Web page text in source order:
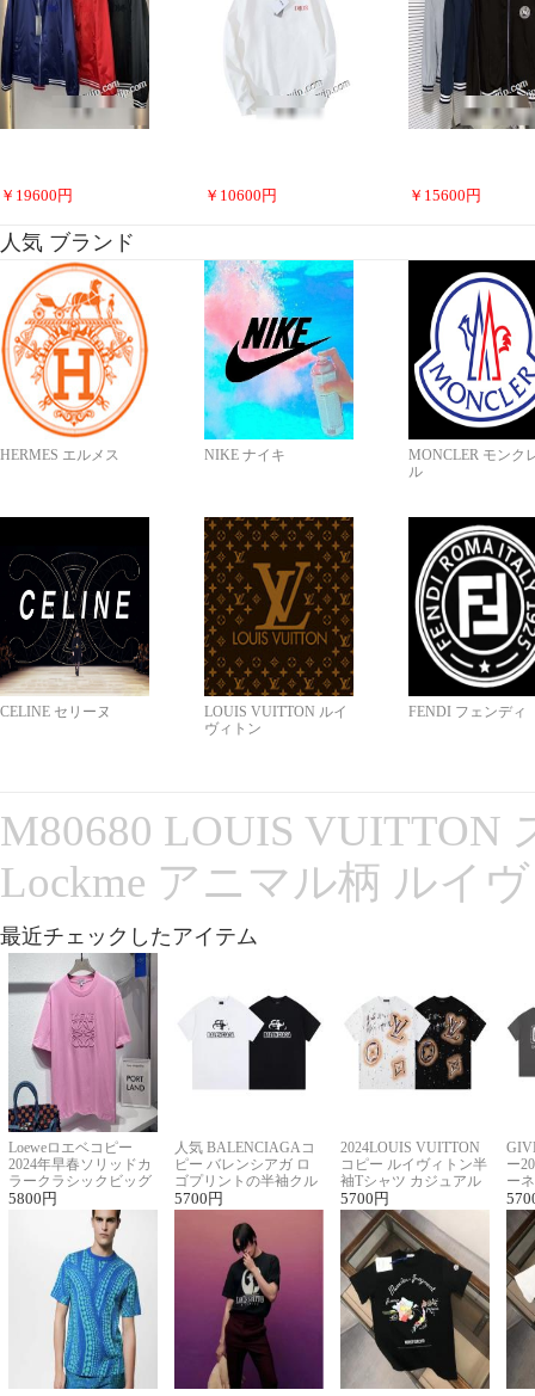
￥ 19600 円 ￥ 10600 円 ￥ 15600 円
人気 ブランド
HERMES エルメス NIKE ナイキ
MONCLER モンク
ル
CELINE セリーヌ
LOUIS VUITTON ルイ
ヴィトン
FENDI フェンディ
M80680 LOUIS VUITTON
Lockme アニマル柄 ルイ
最近チェックしたアイテム
Loeweロエベコピー
2024年早春ソリッドカ
ラークラシックビッグ
ロゴ刺繍Tシャツ
5800 円
人気 BALENCIAGAコ
ピー バレンシアガ ロ
ゴプリントの半袖クル
ーネックTシャツ
5700 円
2024LOUIS VUITTON
コピー ルイヴィトン半
袖Tシャツ カジュアル
に馴染む 2色展開
5700 円
ー
ー
ー